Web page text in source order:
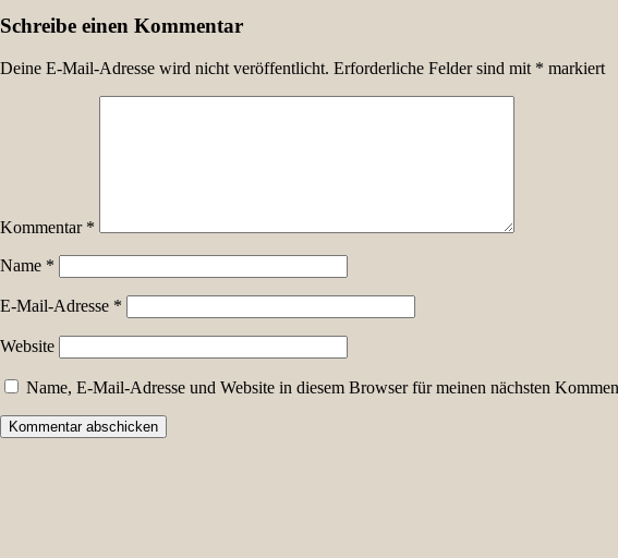
Schreibe einen Kommentar
Deine E-Mail-Adresse wird nicht veröffentlicht. Erforderliche Felder sind mit * markiert
Kommentar *
Name *
E-Mail-Adresse *
Website
Name, E-Mail-Adresse und Website in diesem Browser für meinen nächsten